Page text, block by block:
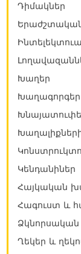
Դիմակներ
Երաժշտական
Խաղեր
Խաղագորգեր
Կենդանիներ
Հայկական
Հագուստ և
Ղեկեր և